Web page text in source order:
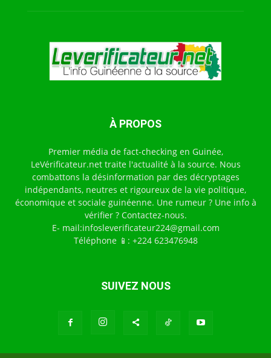
À PROPOS
Premier média de fact-checking en Guinée,
LeVérificateur.net traite l'actualité à la source. Nous
combattons la désinformation par des décryptages
indépendants, neutres et rigoureux de la vie politique,
économique et sociale guinéenne. Une rumeur ? Une info à
vérifier ? Contactez-nous.
E- mail:infosleverificateur224@gmail.com
Téléphone 📱: +224 623476948
SUIVEZ NOUS